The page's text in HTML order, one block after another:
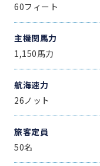
60フィート
主機関馬力
1,150馬力
航海速力
26ノット
旅客定員
50名